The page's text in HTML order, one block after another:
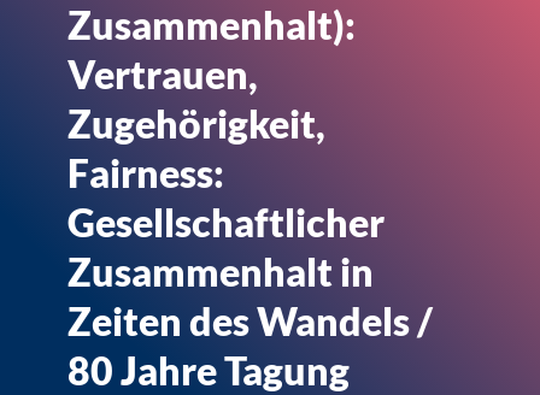
Zusammenhalt):
Vertrauen,
Zugehörigkeit,
Fairness:
Gesellschaftlicher
Zusammenhalt in
Zeiten des Wandels /
80 Jahre Tagung